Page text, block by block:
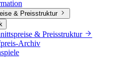
& Preisstruktur
& Preisstruktur
Archiv